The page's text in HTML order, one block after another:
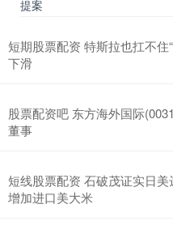
提案
短期股票配资 特斯拉也扛不住
下滑
股票配资吧 东方海外国际
董事
短线股票配资 石破茂证实日
增加进口美大米